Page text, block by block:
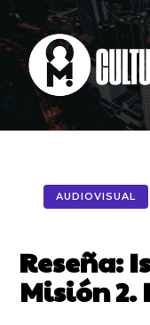
AUDIOVISUAL
Reseña:
Misión 2.